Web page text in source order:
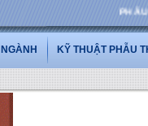
PHẪU
KỸ THUẬT PHẪU